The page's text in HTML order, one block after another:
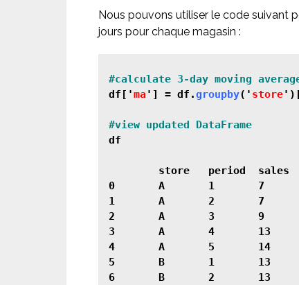
Nous pouvons utiliser le code suivant
jours pour chaque magasin :
#calculate 3-day moving
df['ma'] = df.groupby(' store
df
        store	period	sales	ma
0	A	1	7	7.000000
1	A	2	7	7.000000
2	A	3	9	7.666667
3	A	4	13	9.666667
4	A	5	14	12.000000
5	B	1	13	13.000000
6	B	2	13	13.000000